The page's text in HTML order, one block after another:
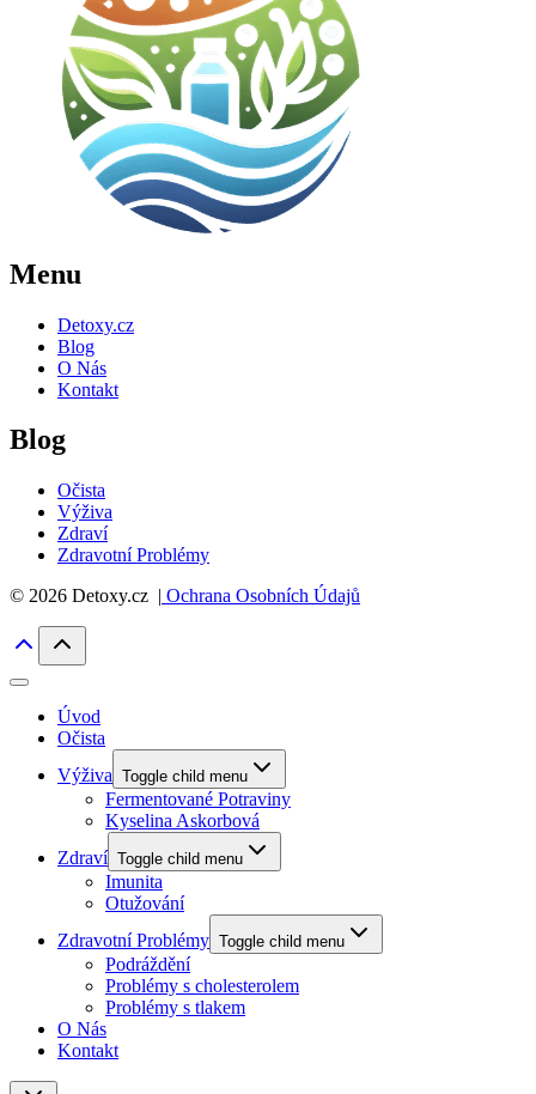
Menu
Detoxy.cz
Blog
O Nás
Kontakt
Blog
Očista
Výživa
Zdraví
Zdravotní Problémy
© 2026 Detoxy.cz | Ochrana Osobních Údajů
Úvod
Očista
Výživa Toggle child menu
Fermentované Potraviny
Kyselina Askorbová
Zdraví Toggle child menu
Imunita
Otužování
Zdravotní Problémy Toggle child menu
Podráždění
Problémy s cholesterolem
Problémy s tlakem
O Nás
Kontakt